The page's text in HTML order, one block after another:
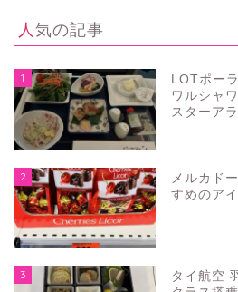
人気の記事
1
LOTポー
ワルシャ
スターア
2
メルカド
すめのア
3
タイ航空
バル